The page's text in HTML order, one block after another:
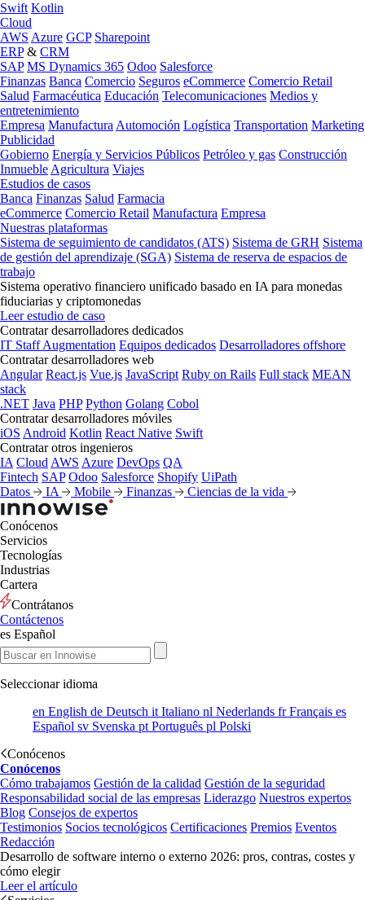
Swift Kotlin
Cloud
AWS Azure GCP Sharepoint
ERP& CRM
SAP MS Dynamics 365 Odoo Salesforce
Finanzas Banca Comercio Seguros eCommerce Comercio Retail
Salud Farmacéutica Educación Telecomunicaciones Medios y
entretenimiento
Empresa Manufactura Automoción Logística Transportation Marketing
Publicidad
Gobierno Energía y Servicios Públicos Petróleo y gas Construcción
Inmueble Agricultura Viajes
Estudios de casos
Banca Finanzas Salud Farmacia
eCommerce Comercio Retail Manufactura Empresa
Nuestras plataformas
Sistema de seguimiento de candidatos (ATS) Sistema de GRH Sistema
de gestión del aprendizaje (SGA) Sistema de reserva de espacios de
trabajo
Sistema operativo financiero unificado basado en IA para monedas
fiduciarias y criptomonedas
Leer estudio de caso
Contratar desarrolladores dedicados
IT Staff Augmentation Equipos dedicados Desarrolladores offshore
Contratar desarrolladores web
Angular React.js Vue.js JavaScript Ruby on Rails Full stack MEAN
stack
.NET Java PHP Python Golang Cobol
Contratar desarrolladores móviles
iOS Android Kotlin React Native Swift
Contratar otros ingenieros
IA Cloud AWS Azure DevOps QA
Fintech SAP Odoo Salesforce Shopify UiPath
Datos
IA Mobile Finanzas Ciencias de la vida
Conócenos
Servicios
Tecnologías
Industrias
Cartera
Contrátanos
Contáctenos
es Español
Seleccionar idioma
en English de Deutsch it Italiano nl Nederlands frFrançais es
Español sv Svenska pt Português pl Polski
Conócenos
Conócenos
Cómo trabajamos Gestión de la calidad Gestión de la seguridad
Responsabilidad social de las empresas Liderazgo Nuestros expertos
Blog Consejos de expertos
Testimonios Socios tecnológicos Certificaciones Premios Eventos
Redacción
Desarrollo de software interno o externo 2026: pros, contras, costes y
cómo elegir
Leer el artículo